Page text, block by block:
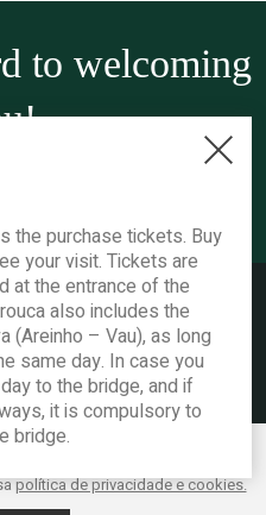
o desempenho e a experiência
política de privacidade e cookies.
the purchase tickets. Buy
your visit. Tickets are
at the entrance of the
also includes the
(Areinho – Vau), as long
same day. In case you
to the bridge, and if
it is compulsory to
bridge.
to welcoming
All rights reserved.Privacy Policy and
book